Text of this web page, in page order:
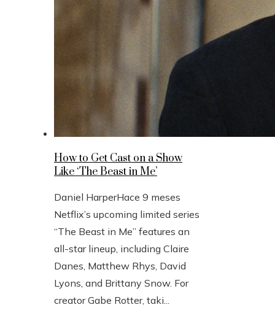
How to Get Cast on a Show
Like ‘The Beast in Me’
Daniel HarperHace 9 meses
Netflix’s upcoming limited series
“The Beast in Me” features an
all-star lineup, including Claire
Danes, Matthew Rhys, David
Lyons, and Brittany Snow. For
creator Gabe Rotter, taki...